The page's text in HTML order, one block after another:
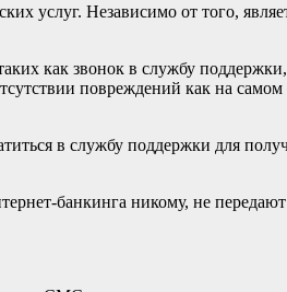
услуг. Независимо от того,
как звонок в службу
повреждений как на
в службу поддержки для
банкинга никому, не